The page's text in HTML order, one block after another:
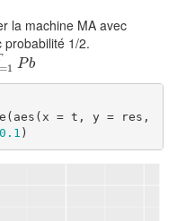
la machine MA avec
probabilité 1/2.
=1 Pb
= t, y = res,
0.1 )